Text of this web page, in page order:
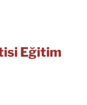
Eğitim